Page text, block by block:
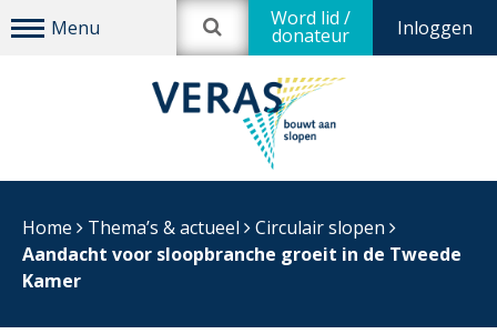
Inloggen
Word lid /
donateur
Home Thema’s & actueel
Circulair slopen
Aandacht voor sloopbranche groeit in de Tweede
Kamer